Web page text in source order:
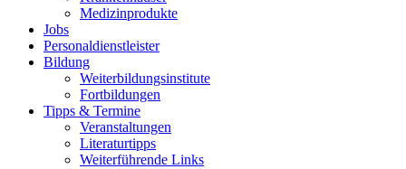
Medizinprodukte
Jobs
Personaldienstleister
Bildung
Weiterbildungsinstitute
Fortbildungen
Tipps & Termine
Veranstaltungen
Literaturtipps
Weiterführende Links